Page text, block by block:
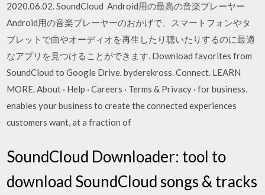
2020.06.02. SoundCloud Android用の最高の音楽プレーヤー
Android用の音楽プレーヤーのおかげで、スマートフォンやタ
ブレットで曲やオーディオを再生したり聴いたりするのに最適
なアプリを見つけることができます. Download favorites from
SoundCloud to Google Drive. byderekross. Connect. LEARN
MORE. About · Help · Careers · Terms & Privacy · for business.
enables your business to create the connected experiences
customers want, at a fraction of
SoundCloud Downloader: tool to
download SoundCloud songs & tracks